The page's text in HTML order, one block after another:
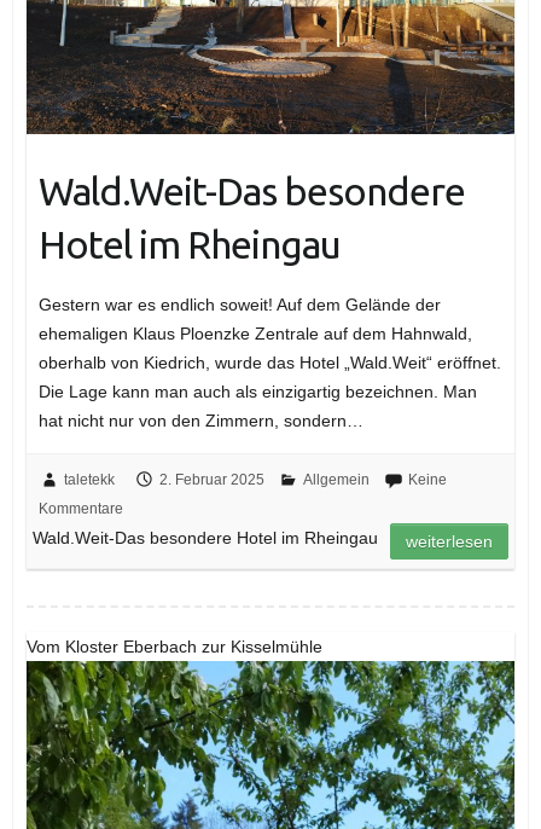
Wald.Weit-Das besondere
Hotel im Rheingau
Gestern war es endlich soweit! Auf dem Gelände der
ehemaligen Klaus Ploenzke Zentrale auf dem Hahnwald,
oberhalb von Kiedrich, wurde das Hotel „Wald.Weit“ eröffnet.
Die Lage kann man auch als einzigartig bezeichnen. Man
hat nicht nur von den Zimmern, sondern…
taletekk 2. Februar 2025 Allgemein
Keine
Kommentare
Wald.Weit-Das besondere Hotel im Rheingau weiterlesen
Vom Kloster Eberbach zur Kisselmühle